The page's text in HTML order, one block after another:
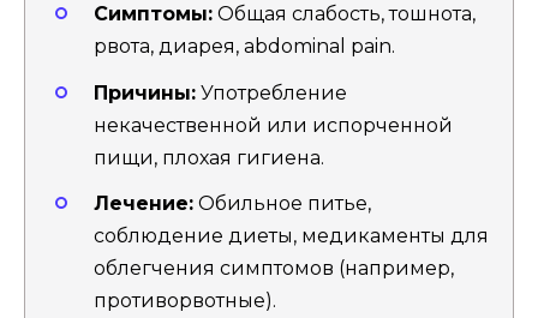
Симптомы: Общая слабость, тошнота,
рвота, диарея, abdominal pain.
Причины: Употребление
некачественной или испорченной
пищи, плохая гигиена.
Лечение: Обильное питье,
соблюдение диеты, медикаменты для
облегчения симптомов (например,
противорвотные).